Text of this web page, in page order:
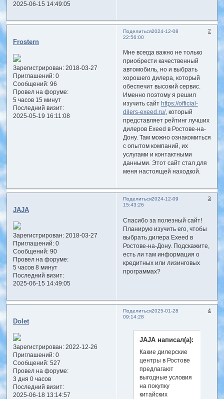
2025-06-15 14:49:05
Поделиться 2
2024-12-08
22:56:00
Frostern
Зарегистрирован: 2018-03-27
Приглашений:0
Сообщений:96
Провел на форуме:
5 часов 15 минут
Последний визит:
2025-05-19 16:11:08
Мне всегда важно не только
приобрести качественный
автомобиль, но и выбрать
хорошего дилера, который
обеспечит высокий сервис.
Именно поэтому я решил
изучить сайт https://official-
dilers-exeed.ru/, который
представляет рейтинг лучших
дилеров Exeed в Ростове-на-
Дону. Там можно ознакомиться
с опытом компаний, их
услугами и контактными
данными. Этот сайт стал для
меня настоящей находкой.
Поделиться 3
2024-12-09
15:43:26
JAJA
Зарегистрирован: 2018-03-27
Приглашений:0
Сообщений:90
Провел на форуме:
5 часов 8 минут
Последний визит:
2025-06-15 14:49:05
Спасибо за полезный сайт!
Планирую изучить его, чтобы
выбрать дилера Exeed в
Ростове-на-Дону. Подскажите,
есть ли там информация о
кредитных или лизинговых
программах?
Поделиться 4
2025-01-28
09:14:28
Dolet
Зарегистрирован: 2022-12-26
Приглашений:0
Сообщений:527
Провел на форуме:
3 дня 0 часов
Последний визит:
2025-06-18 13:14:57
JAJA написал(а):
Какие дилерские
центры в Ростове
предлагают
выгодные условия
на покупку
китайских